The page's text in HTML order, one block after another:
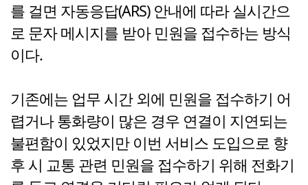
를 걸면 자동응답(ARS) 안내에 따라 실시간으
로 문자 메시지를 받아 민원을 접수하는 방식
이다.
기존에는 업무 시간 외에 민원을 접수하기 어
렵거나 통화량이 많은 경우 연결이 지연되는
불편함이 있었지만 이번 서비스 도입으로 향
후 시 교통 관련 민원을 접수하기 위해 전화기